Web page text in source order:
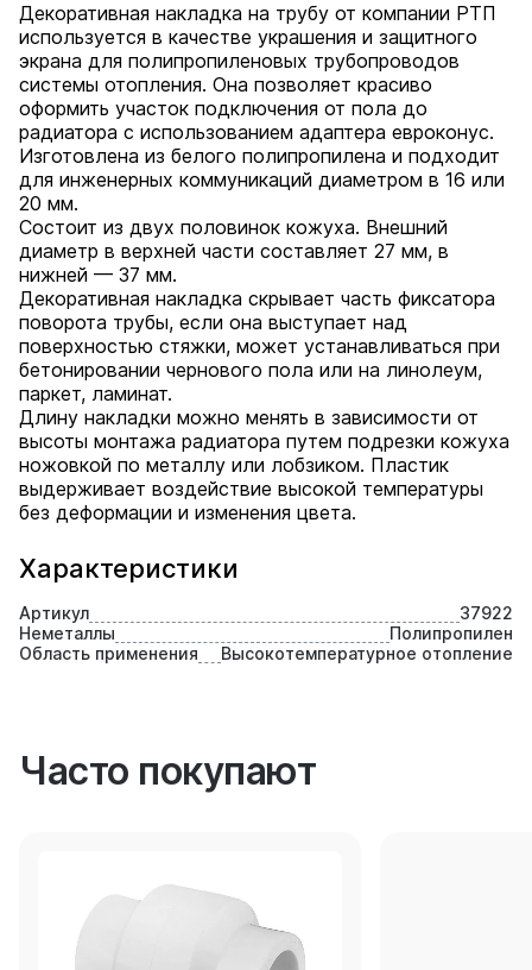
Характеристики
Артикул
37922
Неметаллы
Полипропилен
Область применения
Высокотемпературное отопление
Декоративная накладка на трубу от компании РТП
используется в качестве украшения и защитного
экрана для полипропиленовых трубопроводов
системы отопления. Она позволяет красиво
оформить участок подключения от пола до
радиатора с использованием адаптера евроконус.
Изготовлена из белого полипропилена и подходит
для инженерных коммуникаций диаметром в 16 или
20 мм.
Состоит из двух половинок кожуха. Внешний
диаметр в верхней части составляет 27 мм, в
нижней — 37 мм.
Декоративная накладка скрывает часть фиксатора
поворота трубы, если она выступает над
поверхностью стяжки, может устанавливаться при
бетонировании чернового пола или на линолеум,
паркет, ламинат.
Длину накладки можно менять в зависимости от
высоты монтажа радиатора путем подрезки кожуха
ножовкой по металлу или лобзиком. Пластик
выдерживает воздействие высокой температуры
без деформации и изменения цвета.
Часто покупают